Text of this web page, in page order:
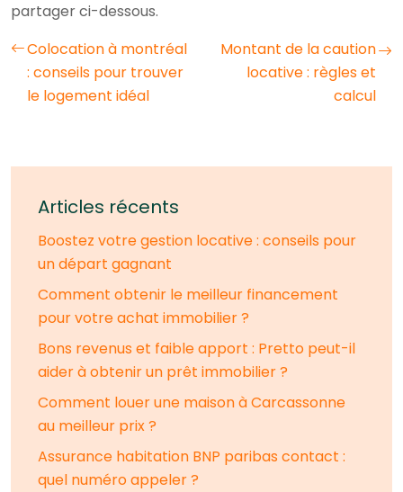
partager ci-dessous.
Colocation à montréal
: conseils pour trouver
le logement idéal
Montant de la caution
locative : règles et
calcul
Articles récents
Boostez votre gestion locative : conseils pour
un départ gagnant
Comment obtenir le meilleur financement
pour votre achat immobilier ?
Bons revenus et faible apport : Pretto peut-il
aider à obtenir un prêt immobilier ?
Comment louer une maison à Carcassonne
au meilleur prix ?
Assurance habitation BNP paribas contact :
quel numéro appeler ?